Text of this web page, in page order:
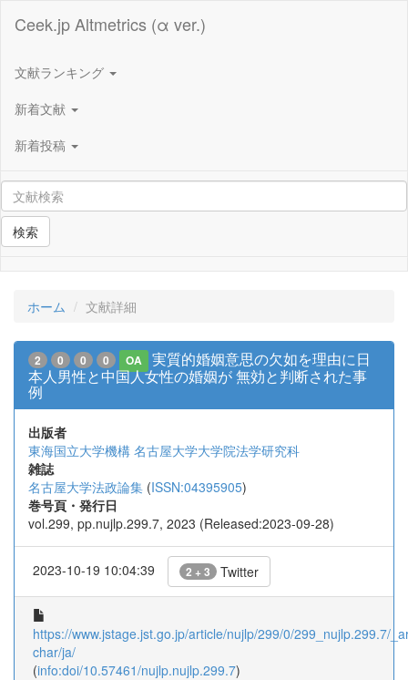
Ceek.jp Altmetrics (α ver.)
文献ランキング
新着文献
新着投稿
検索
ホーム 文献詳細
2 0 0 0 OA
実質的婚姻意思の欠如を理由に日
本人男性と中国人女性の婚姻が 無効と判断された事
例
出版者
東海国立大学機構 名古屋大学大学院法学研究科
雑誌
名古屋大学法政論集 (ISSN:04395905)
巻号頁・発行日
vol.299, pp.nujlp.299.7, 2023 (Released:2023-09-28)
2023-10-19 10:04:39 2 + 3 Twitter
https://www.jstage.jst.go.jp/article/nujlp/299/0/299_nujlp.299.7/
char/ja/
(info:doi/10.57461/nujlp.nujlp.299.7)